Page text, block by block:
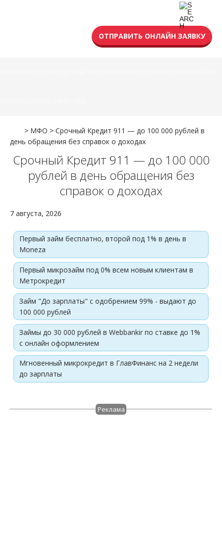
ОТПРАВИТЬ ОНЛАЙН ЗАЯВКУ
> МФО > Срочный Кредит 911 — до 100 000 рублей в
день обращения без справок о доходах
Срочный Кредит 911 — до 100 000
рублей в день обращения без
справок о доходах
7 августа, 2026
Первый займ бесплатно, второй под 1% в день в
Moneza
Первый микрозайм под 0% всем новым клиентам в
Метрокредит
Займ "До зарплаты" с одобрением 99% - выдают до
100 000 рублей
Займы до 30 000 рублей в Webbankir по ставке до 1%
с онлайн оформлением
Мгновенный микрокредит в ГлавФинанс на 2 недели
до зарплаты
Реклама